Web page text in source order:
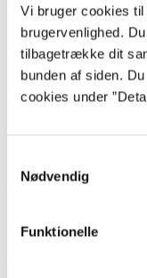
Vi bruger cookies
brugervenlighed.
tilbagetrække dit
bunden af siden.
cookies under
Nødvendig
Funktionelle
lorem ipsum dolor sit
Tidsskrift
Artiklerne i
handler